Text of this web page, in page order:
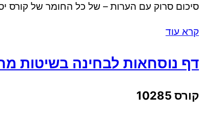
סיכום סרוק עם הערות – של כל החומר של קורס
קרא עוד
דף נוסחאות לבחינה בשיטות
קורס 10285